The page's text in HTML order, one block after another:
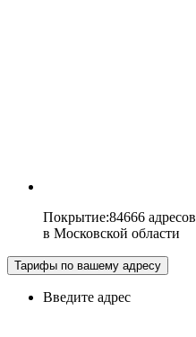
Покрытие:84666 адресов
в Московской области
Тарифы по вашему адресу
Введите адрес